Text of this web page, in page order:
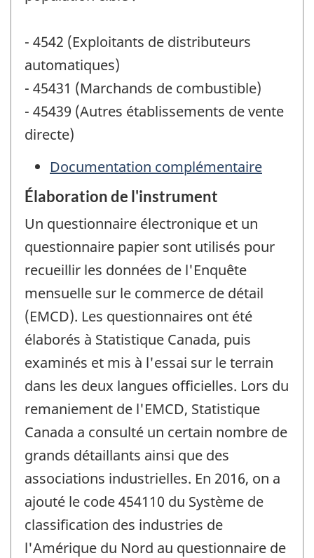
- 4542 (Exploitants de distributeurs
automatiques)
- 45431 (Marchands de combustible)
- 45439 (Autres établissements de vente
directe)
Documentation complémentaire
Élaboration de l'instrument
Un questionnaire électronique et un
questionnaire papier sont utilisés pour
recueillir les données de l'Enquête
mensuelle sur le commerce de détail
(EMCD). Les questionnaires ont été
élaborés à Statistique Canada, puis
examinés et mis à l'essai sur le terrain
dans les deux langues officielles. Lors du
remaniement de l'EMCD, Statistique
Canada a consulté un certain nombre de
grands détaillants ainsi que des
associations industrielles. En 2016, on a
ajouté le code 454110 du Système de
classification des industries de
l'Amérique du Nord au questionnaire de